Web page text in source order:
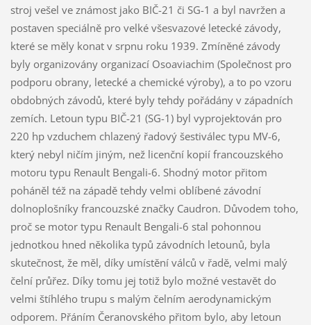
stroj vešel ve známost jako BIČ-21 či SG-1 a byl navržen a
postaven speciálně pro velké všesvazové letecké závody,
které se měly konat v srpnu roku 1939. Zmíněné závody
byly organizovány organizací Osoaviachim (Společnost pro
podporu obrany, letecké a chemické výroby), a to po vzoru
obdobných závodů, které byly tehdy pořádány v západních
zemích. Letoun typu BIČ-21 (SG-1) byl vyprojektován pro
220 hp vzduchem chlazený řadový šestiválec typu MV-6,
který nebyl ničím jiným, než licenční kopií francouzského
motoru typu Renault Bengali-6. Shodný motor přitom
poháněl též na západě tehdy velmi oblíbené závodní
dolnoplošníky francouzské značky Caudron. Důvodem toho,
proč se motor typu Renault Bengali-6 stal pohonnou
jednotkou hned několika typů závodních letounů, byla
skutečnost, že měl, díky umístění válců v řadě, velmi malý
čelní průřez. Díky tomu jej totiž bylo možné vestavět do
velmi štíhlého trupu s malým čelním aerodynamickým
odporem. Přáním Čeranovského přitom bylo, aby letoun